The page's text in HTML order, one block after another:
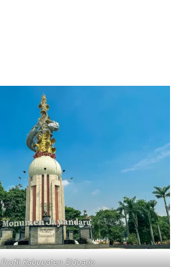
Profil Kabupaten Sidoarjo